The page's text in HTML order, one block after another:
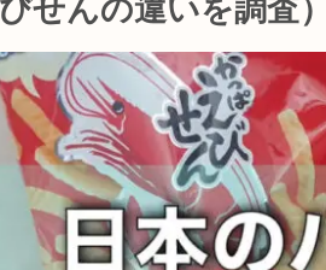
せんの違いを調査